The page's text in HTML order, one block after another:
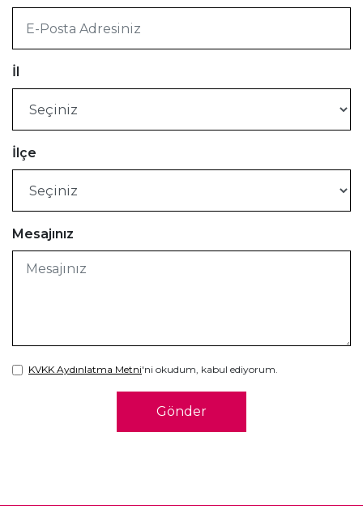
İl
İlçe
Mesajınız
KVKK Aydınlatma Metni'ni okudum, kabul ediyorum.
Gönder